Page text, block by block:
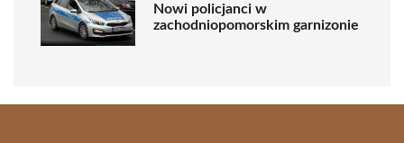
Nowi policjanci w
zachodniopomorskim garnizonie